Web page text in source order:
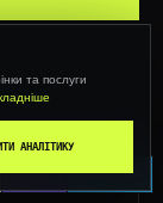
VIBER TELEGRAM
та послуги
АНАЛІТИКУ